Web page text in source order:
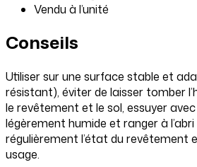
Vendu à l’unité
Conseils
Utiliser sur une surface stable et
résistant), éviter de laisser tomber
le revêtement et le sol, essuyer
légèrement humide et ranger à l’abri
régulièrement l’état du revêtement
usage.